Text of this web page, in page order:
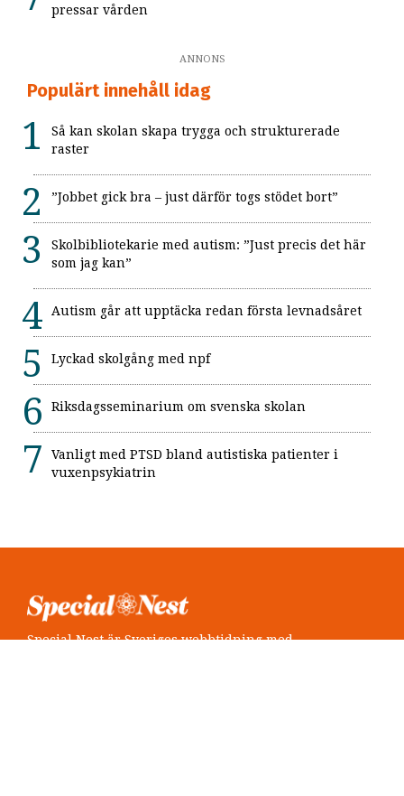
pressar vården
ANNONS
Populärt innehåll idag
Så kan skolan skapa trygga och strukturerade
raster
”Jobbet gick bra – just därför togs stödet bort”
Skolbibliotekarie med autism: ”Just precis det här
som jag kan”
Autism går att upptäcka redan första levnadsåret
Lyckad skolgång med npf
Riksdagsseminarium om svenska skolan
Vanligt med PTSD bland autistiska patienter i
vuxenpsykiatrin
Special Nest är Sveriges webbtidning med